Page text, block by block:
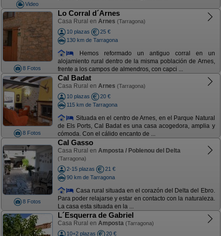
Video
8 Fotos
Lo Corral d´Arnes
Casa Rural en Arnes (Tarragona)
10 plazas
25 €
130 km de Tarragona
Hemos reformado un antiguo corral en un
alojamiento rural dentro de la misma población de Arnes,
frente a los campos de almendros, con capci ...
8 Fotos
Cal Badat
Casa Rural en Arnes (Tarragona)
10 plazas
20 €
115 km de Tarragona
Situada en el centro de Arnes, en el Parque Natural
de Els Ports, Cal Badat es una casa acogedora, amplia y
cómoda. Con el cálido encanto de ...
8 Fotos
Cal Gasso
Casa Rural en Amposta / Poblenou del Delta
(Tarragona)
2-15 plazas
21 €
90 km de Tarragona
Casa rural situada en el corazón del Delta del Ebro.
Para poder relajarse y estar en contacto con la naturaleza.
La casa esta situada en la ...
L´Esquerra de Gabriel
Casa Rural en Amposta (Tarragona)
10+2 plazas
20 €